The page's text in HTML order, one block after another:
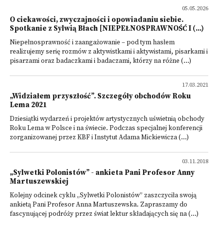
05.05.2026
O ciekawości, zwyczajności i opowiadaniu siebie.
Spotkanie z Sylwią Błach [NIEPEŁNOSPRAWNOŚĆ I (...)
Niepełnosprawność i zaangażowanie – pod tym hasłem
realizujemy serię rozmów z aktywistkami i aktywistami, pisarkami i
pisarzami oraz badaczkami i badaczami, którzy na różne (...)
17.03.2021
„Widziałem przyszłość”. Szczegóły obchodów Roku
Lema 2021
Dziesiątki wydarzeń i projektów artystycznych uświetnią obchody
Roku Lema w Polsce i na świecie. Podczas specjalnej konferencji
zorganizowanej przez KBF i Instytut Adama Mickiewicza (...)
03.11.2018
„Sylwetki Polonistów” - ankieta Pani Profesor Anny
Martuszewskiej
Kolejny odcinek cyklu „Sylwetki Polonistów” zaszczyciła swoją
ankietą Pani Profesor Anna Martuszewska. Zapraszamy do
fascynującej podróży przez świat lektur składających się na (...)